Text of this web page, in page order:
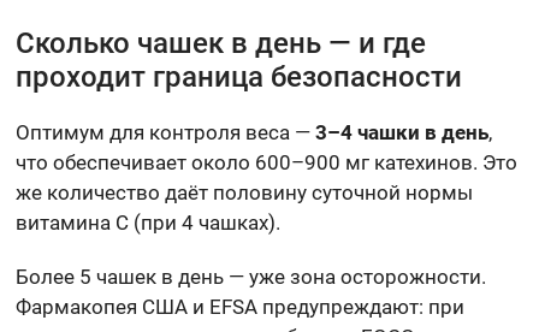
Сколько чашек в день — и где
проходит граница безопасности
Оптимум для контроля веса —3–4 чашки в день,
что обеспечивает около 600–900 мг катехинов. Это
же количество даёт половину суточной нормы
витамина C (при 4 чашках).
Более 5 чашек в день — уже зона осторожности.
Фармакопея США и EFSA предупреждают: при